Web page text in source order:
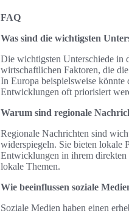
FAQ
Was sind die wichtigsten
Die wichtigsten Unterschiede in
wirtschaftlichen Faktoren, die
In Europa beispielsweise
Entwicklungen oft priorisiert
Warum sind regionale
Regionale Nachrichten sind
widerspiegeln. Sie bieten lokale
Entwicklungen in ihrem direkten
lokale Themen.
Wie beeinflussen soziale
Soziale Medien haben einen